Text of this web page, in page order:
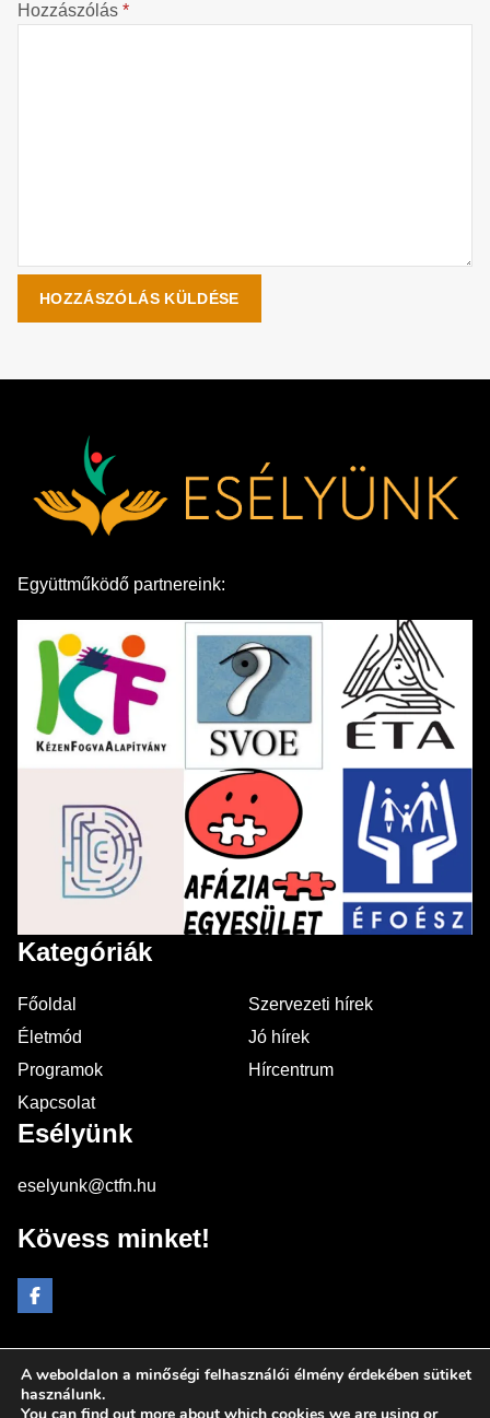
Hozzászólás *
Együttműködő partnereink:
Kategóriák
Főoldal
Szervezeti hírek
Életmód
Jó hírek
Programok
Hírcentrum
Kapcsolat
Esélyünk
eselyunk@ctfn.hu
Kövess minket!
Copyright © 2024 eselyunk.hu. Minden jog fenntartva.
Általános Szerződési Feltételek
A weboldalon a minőségi felhasználói élmény érdekében sütiket
használunk.